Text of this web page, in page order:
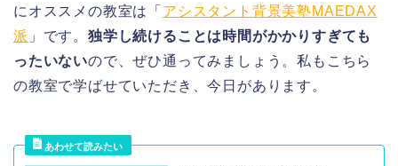
にオススメの教室は「 アシスタント背景美塾MAEDAX
派 」です。独学し続けることは時間がかかりすぎても
ったいないので、ぜひ通ってみましょう。私もこちら
の教室で学ばせていただき、今日があります。